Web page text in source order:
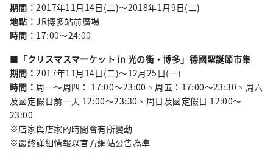
期間：2017年11月14日(二)～2018年1月9日(二)
地點：JR博多站前廣場
時間： 17:00～24:00
■ 「クリスマスマーケット in 光の街・博多」德國聖誕節市集
期間：2017年11月14日(二)～12月25日(一)
時間： 周一～周四： 17:00～23:00、周五：17:00～23:30、周六
及國定假日前一天 12:00～23:30、周日及國定假日 12:00～
23:00
※店家與店家的時間會有所變動
※最終詳細情報以官方網站公告為準